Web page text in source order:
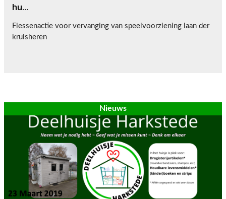
Nieuws
hu...
Flessenactie voor vervanging van speelvoorziening laan der
kruisheren